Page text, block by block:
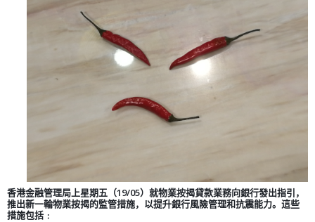
香港金融管理局上星期五（19/05）就物業按揭貸款業務向銀行發出指引，
推出新一輪物業按揭的監管措施，以提升銀行風險管理和抗震能力。這些
措施包括﹕